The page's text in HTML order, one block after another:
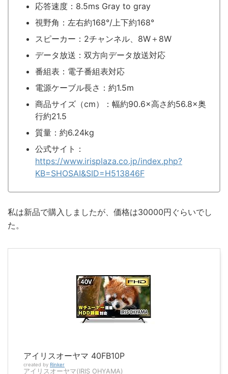
応答速度：8.5ms Gray to gray
視野角：左右約168°/上下約168°
スピーカー：2チャンネル、8W＋8W
データ放送：双方向データ放送対応
番組表：電子番組表対応
電源ケーブル長さ：約1.5m
商品サイズ（cm）：幅約90.6×高さ約56.8×奥
行約21.5
質量：約6.24kg
公式サイト：
https://www.irisplaza.co.jp/index.php?
KB=SHOSAI&SID=H513846F
私は新品で購入しましたが、価格は30000円ぐらいでし
た。
アイリスオーヤマ 40FB10P
created by Rinker
アイリスオーヤマ(IRIS OHYAMA)